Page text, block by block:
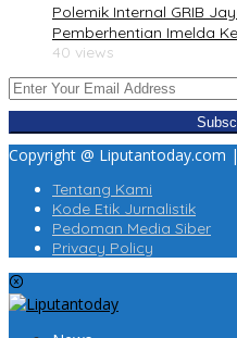
Polemik Internal GRIB
Pemberhentian Imelda
40 views
Copyright @ Liputantoday.com
Tentang Kami
Kode Etik Jurnalistik
Pedoman Media Siber
Privacy Policy